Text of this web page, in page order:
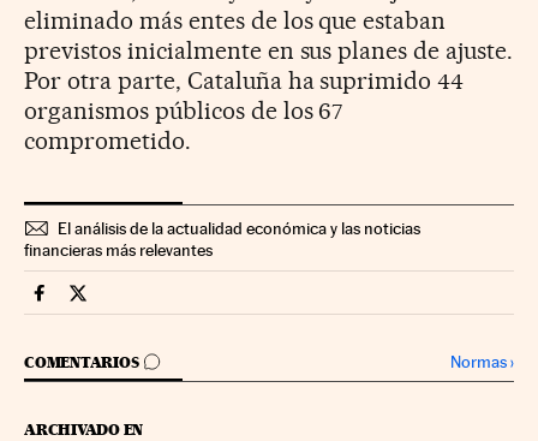
eliminado más entes de los que estaban
previstos inicialmente en sus planes de ajuste.
Por otra parte, Cataluña ha suprimido 44
organismos públicos de los 67
comprometido.
El análisis de la actualidad económica y las noticias
financieras más relevantes
Economia Cinco Días en Facebook
Economia Cinco Días en Twitter
COMENTARIOS
IR A LOS COMENTARIOS Normas›
ARCHIVADO EN